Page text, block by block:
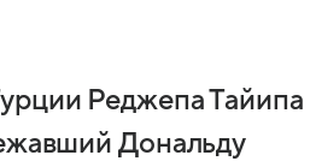
Реджепа Тайипа
Дональду